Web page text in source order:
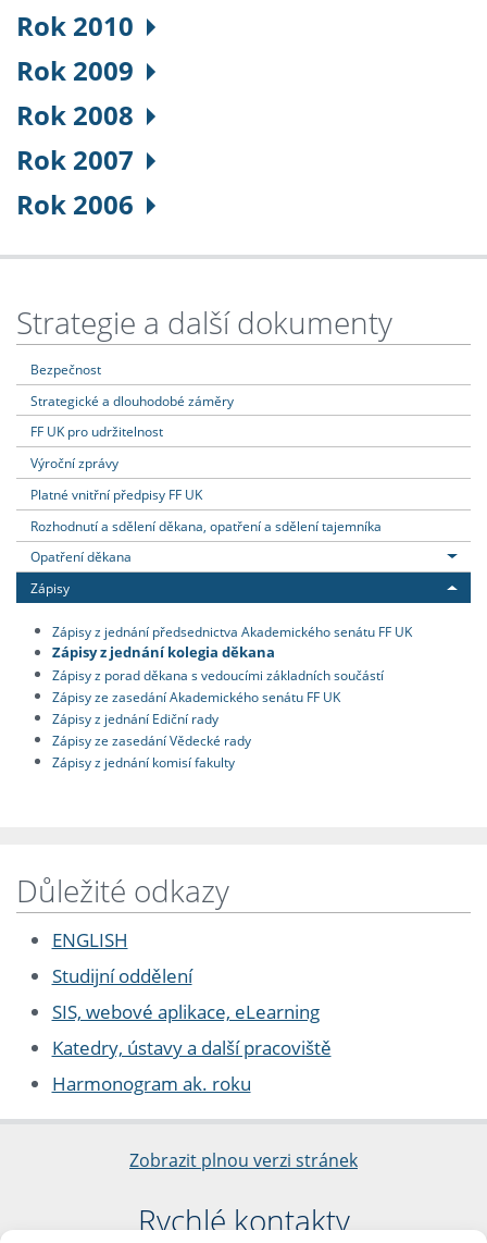
Rok 2010
Rok 2009
Rok 2008
Rok 2007
Rok 2006
Strategie a další dokumenty
Bezpečnost
Strategické a dlouhodobé záměry
FF UK pro udržitelnost
Výroční zprávy
Platné vnitřní předpisy FF UK
Rozhodnutí a sdělení děkana, opatření a sdělení tajemníka
Opatření děkana
Zápisy
Zápisy z jednání předsednictva Akademického senátu FF UK
Zápisy z jednání kolegia děkana
Zápisy z porad děkana s vedoucími základních součástí
Zápisy ze zasedání Akademického senátu FF UK
Zápisy z jednání Ediční rady
Zápisy ze zasedání Vědecké rady
Zápisy z jednání komisí fakulty
Důležité odkazy
ENGLISH
Studijní oddělení
SIS, webové aplikace, eLearning
Katedry, ústavy a další pracoviště
Harmonogram ak. roku
Zobrazit plnou verzi stránek
Rychlé kontakty